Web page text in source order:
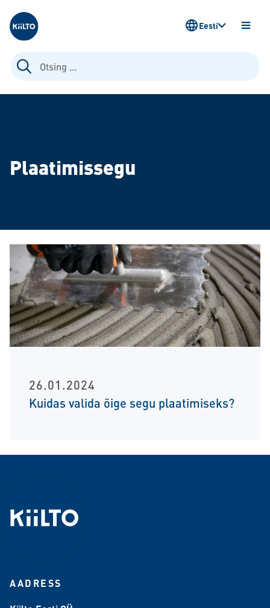
Kiilto Estonia
Otsi:
AVA
Eesti
Plaatimissegu
26.01.2024
Kuidas valida õige segu plaatimiseks?
AADRESS